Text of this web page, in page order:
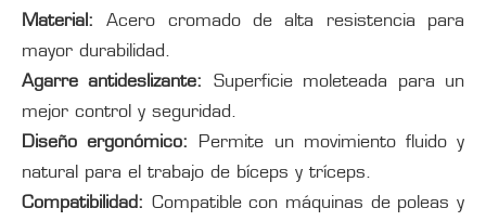
Material:
Acero cromado de alta resistencia para
mayor durabilidad.
Agarre antideslizante:
Superficie moleteada para un
mejor control y seguridad.
Diseño ergonómico:
Permite un movimiento fluido y
natural para el trabajo de bíceps y tríceps.
Compatibilidad: Compatible con máquinas de poleas y